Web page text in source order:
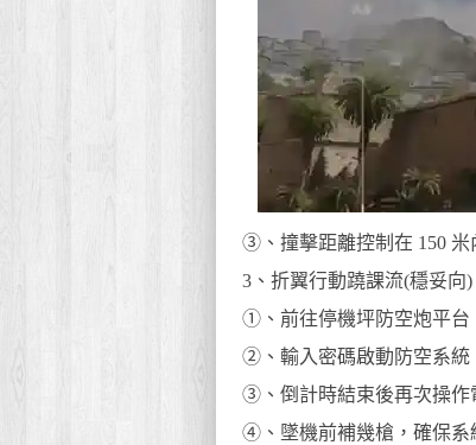
③、撞擊距離控制在 150 米
3、折翼行動蹺課流(穩妥向)
①、前往停機坪防空炮平台
②、輸入密碼啟動防空系統
③、倒計時結束後再次操作
④、墜機前補幾槍，確保系